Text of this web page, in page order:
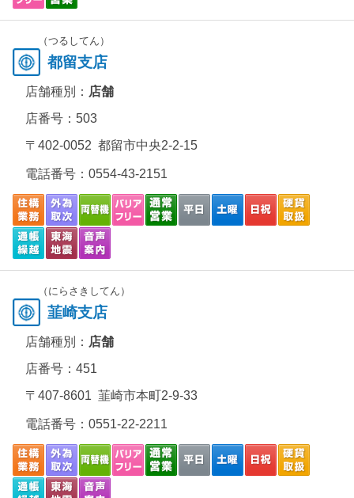
（つるしてん）
都留支店
店舗種別： 店舗
店番号：503
〒402-0052 都留市中央2-2-15
電話番号： 0554-43-2151
（にらさきしてん）
韮崎支店
店舗種別： 店舗
店番号：451
〒407-8601 韮崎市本町2-9-33
電話番号： 0551-22-2211